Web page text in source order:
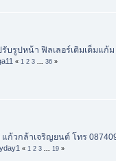
บรูปหน้า ฟิลเลอร์เติมเต็มแก้
« 1 2 3 36 »
ก้วกล้าเจริญยนต์ โทร
« 1 2 3 19 »